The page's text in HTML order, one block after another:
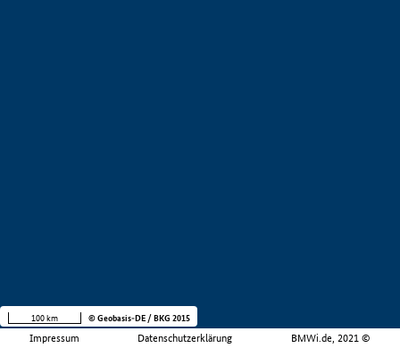
Impressum Datenschutzerklärung BMWi.de, 2021 ©
100 km © Geobasis-DE / BKG 2015